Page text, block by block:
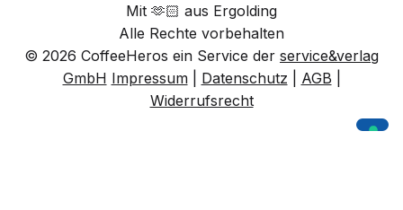
Mit 🫶🏻 aus Ergolding
Alle Rechte vorbehalten
© 2026 CoffeeHeros ein Service der service&verlag
GmbH Impressum| Datenschutz AGB
Widerrufsrecht